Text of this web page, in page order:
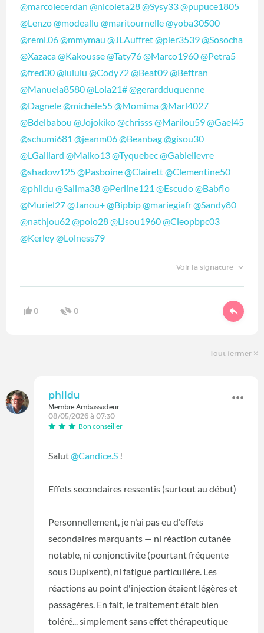
@marcolecerdan @nicoleta28@Sysy33@pupuce1805
@Lenzo@modeallu @maritournelle@yoba30500
@remi.06@mmymau @JLAuffret@pier3539@Sosocha
@Xazaca@Kakousse@Taty76@Marco1960@Petra5
@fred30@lululu @Cody72@Beat09@Beftran
@Manuela8580@Lola21#@gerardduquenne
@Dagnele@michèle55@Momima@Marl4027
@Bdelbabou @Jojokiko@chrisss@Marilou59@Gael45
@schumi681 @jeanm06@Beanbag@gisou30
@LGaillard @Malko13@Tyquebec@Gablelievre
@shadow125@Pasboine@Clairett@Clementine50
@phildu @Salima38@Perline121 @Escudo@Babflo
@Muriel27@Janou+@Bipbip@mariegiafr@Sandy80
@nathjou62@polo28@Lisou1960@Cleopbpc03
@Kerley@Lolness79
Voir la signature
0 0
Tout fermer
phildu
Membre Ambassadeur
08/05/2026 à 07:30
Bon conseiller
Salut@Candice.S !
Effets secondaires ressentis (surtout au début)
Personnellement, je n'ai pas eu d'effets
secondaires marquants — ni réaction cutanée
notable, ni conjonctivite (pourtant fréquente
sous Dupixent), ni fatigue particulière. Les
réactions au point d'injection étaient légères et
passagères. En fait, le traitement était bien
toléré... simplement sans effet thérapeutique